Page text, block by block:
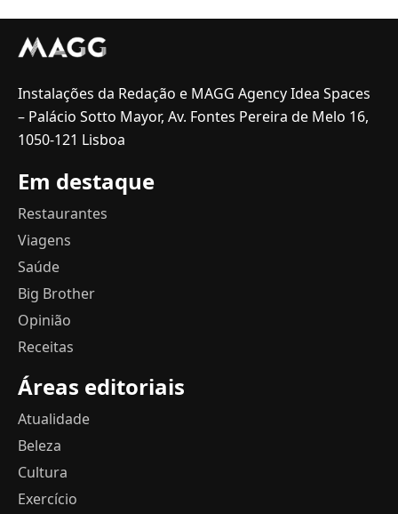
Instalações da Redação e MAGG Agency Idea Spaces
– Palácio Sotto Mayor, Av. Fontes Pereira de Melo 16,
1050-121 Lisboa
Em destaque
Restaurantes
Viagens
Saúde
Big Brother
Opinião
Receitas
Áreas editoriais
Atualidade
Beleza
Cultura
Exercício